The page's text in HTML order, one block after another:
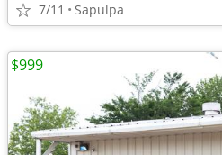
7/11 Sapulpa
$999